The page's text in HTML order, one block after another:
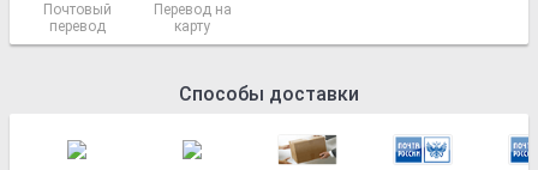
Почтовый
перевод
Перевод на
карту
Сбербанка.
Способы доставки